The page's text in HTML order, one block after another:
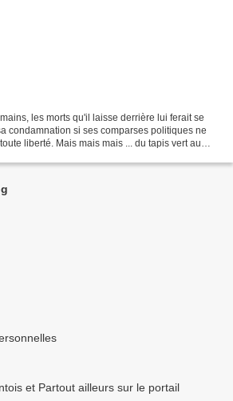
les morts qu'il laisse derrière lui ferait se
condamnation si ses comparses politiques ne
liberté. Mais mais mais ... du tapis vert au
et Partout ailleurs sur le portail